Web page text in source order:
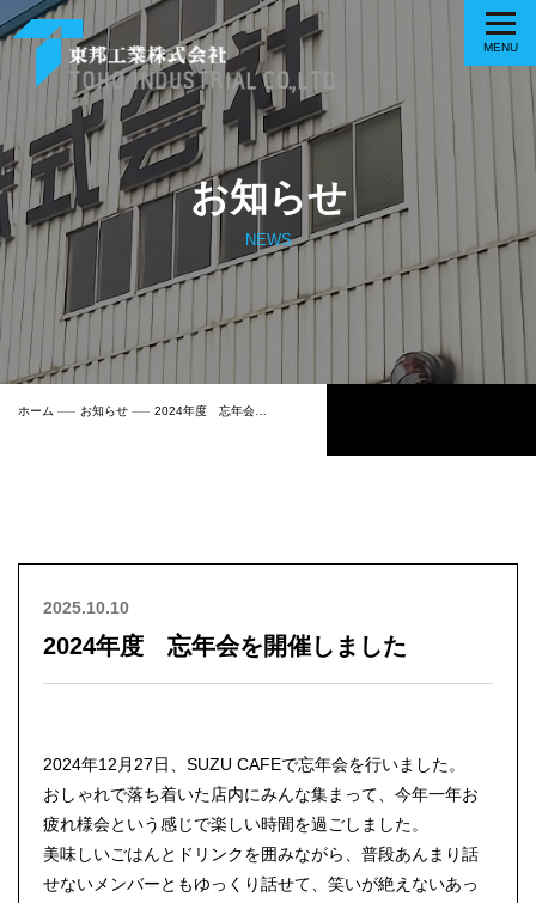
お知らせ
NEWS
ホーム お知らせ 2024年度 忘年会…
2025.10.10
2024年度 忘年会を開催しました
2024年12月27日、SUZU CAFEで忘年会を行いました。
おしゃれで落ち着いた店内にみんな集まって、今年一年お
疲れ様会という感じで楽しい時間を過ごしました。
美味しいごはんとドリンクを囲みながら、普段あんまり話
せないメンバーともゆっくり話せて、笑いが絶えないあっ